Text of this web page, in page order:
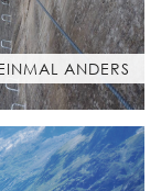
ANDERS